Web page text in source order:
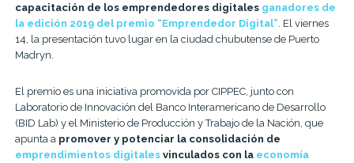
capacitación de los emprendedores digitales ganadores de
la edición 2019 del premio “Emprendedor Digital” . El viernes
14, la presentación tuvo lugar en la ciudad chubutense de Puerto
Madryn.
El premio es una iniciativa promovida por CIPPEC, junto con
Laboratorio de Innovación del Banco Interamericano de Desarrollo
(BID Lab) y el Ministerio de Producción y Trabajo de la Nación, que
apunta a promover y potenciar la consolidación de
emprendimientos digitalesvinculados con la economía